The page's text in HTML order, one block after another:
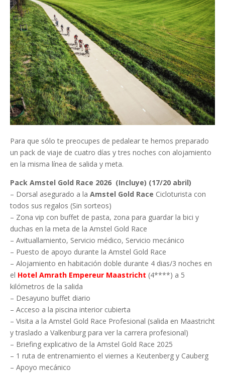
Para que sólo te preocupes de pedalear te hemos preparado
un pack de viaje de cuatro días y tres noches con alojamiento
en la misma línea de salida y meta.
Pack Amstel Gold Race 2026 (Incluye) (17/20 abril)
– Dorsal asegurado a la Amstel Gold Race Cicloturista con
todos sus regalos (Sin sorteos)
– Zona vip con buffet de pasta, zona para guardar la bici y
duchas en la meta de la Amstel Gold Race
– Avituallamiento, Servicio médico, Servicio mecánico
– Puesto de apoyo durante la Amstel Gold Race
– Alojamiento en habitación doble durante 4 dias/3 noches en
el Hotel Amrath Empereur Maastricht (4****) a 5
kilómetros de la salida
– Desayuno buffet diario
– Acceso a la piscina interior cubierta
– Visita a la Amstel Gold Race Profesional (salida en Maastricht
y traslado a Valkenburg para ver la carrera profesional)
– Briefing explicativo de la Amstel Gold Race 2025
– 1 ruta de entrenamiento el viernes a Keutenberg y Cauberg
– Apoyo mecánico